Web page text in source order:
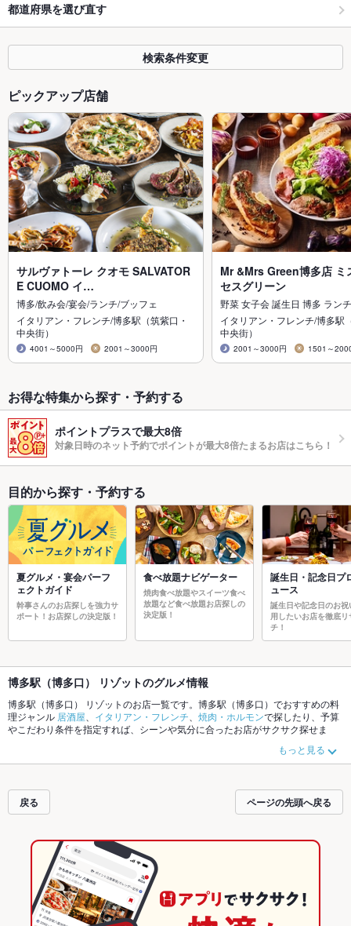
都道府県を選び直す
検索条件変更
ピックアップ店舗
サルヴァトーレ クオモ SALVATOR
E CUOMO イ…
博多/飲み会/宴会/ランチ/ブッフェ
イタリアン・フレンチ/博多駅（筑紫口・
中央街）
4001～5000円 2001～3000円
Mr &Mrs Green博多店 ミ
セスグリーン
野菜 女子会 誕生日 博多 ラン
イタリアン・フレンチ/博多駅
中央街）
2001～3000円 1501～
お得な特集から探す・予約する
ポイントプラスで最大8倍
対象日時のネット予約でポイントが最大8倍たまるお店はこちら！
目的から探す・予約する
夏グルメ・宴会パーフ
ェクトガイド
幹事さんのお店探しを強力サ
ポート！お店探しの決定版！
食べ放題ナビゲーター
焼肉食べ放題やスイーツ食べ
放題など食べ放題お店探しの
決定版！
誕生日・記念日プ
ュース
誕生日や記念日のお祝
用したいお店を徹底リ
チ！
博多駅（博多口） リゾットのグルメ情報
博多駅（博多口） リゾットのお店一覧です。博多駅（博多口）でおすすめの料
理ジャンル 居酒屋 イタリアン・フレンチ 焼肉・ホルモンで探したり、予算
やこだわり条件を指定すれば、シーンや気分に合ったお店がサクサク探せま
もチェックしてみてくださ
い。ホットペッパーグルメなら、お得なクーポンはもちろん、こだわりメニュ
ご紹介しているので安心！24時間使える簡単便利なネット予約が使えるお店も
拡大中です。友達どうしの飲み会にも、会社の宴会にも、デートやパーティー
にもお得に便利にホットペッパーグルメをご利用ください。
もっと見る
戻る ページの先頭へ戻る